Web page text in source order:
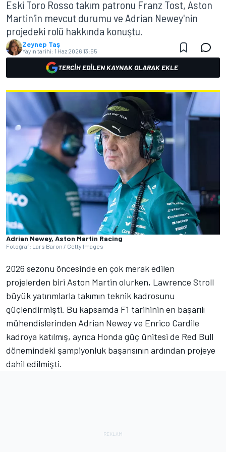
Eski Toro Rosso takım patronu Franz Tost, Aston
Martin'in mevcut durumu ve Adrian Newey'nin
projedeki rolü hakkında konuştu.
Zeynep Taş
Yayın tarihi: 1 Haz 2026 13:55
TERCIH EDILEN KAYNAK OLARAK EKLE
Adrian Newey, Aston Martin Racing
Fotoğraf: Lars Baron / Getty Images
2026 sezonu öncesinde en çok merak edilen
projelerden biri Aston Martin olurken, Lawrence Stroll
büyük yatırımlarla takımın teknik kadrosunu
güçlendirmişti. Bu kapsamda F1 tarihinin en başarılı
mühendislerinden Adrian Newey ve Enrico Cardile
kadroya katılmış, ayrıca Honda güç ünitesi de Red Bull
dönemindeki şampiyonluk başarısının ardından projeye
dahil edilmişti.